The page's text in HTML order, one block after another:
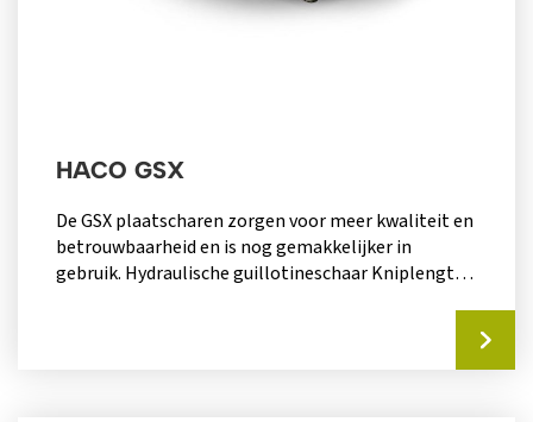
HACO GSX
De GSX plaatscharen zorgen voor meer kwaliteit en
betrouwbaarheid en is nog gemakkelijker in
gebruik. Hydraulische guillotineschaar Kniplengte